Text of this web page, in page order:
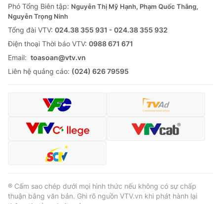
Thị trường
Tư vấn
Lịch phát sóng
Chuyên mục khác
Emagazine Podcast
Video Shorts video
VTV Money
VTV Sức khoẻ Bất động sản
Phó Tổng Biên tập: Nguyễn Thị Mỹ Hạnh, Phạm Quốc Thắng,
Nguyễn Trọng Ninh
Tổng đài VTV: 024.38 355 931 - 024.38 355 932
Ðiện thoại Thời báo VTV: 0988 671 671
Email: toasoan@vtv.vn
Liên hệ quảng cáo: (024) 626 79595
® Cấm sao chép dưới mọi hình thức nếu không có sự chấp
thuận bằng văn bản. Ghi rõ nguồn VTV.vn khi phát hành lại